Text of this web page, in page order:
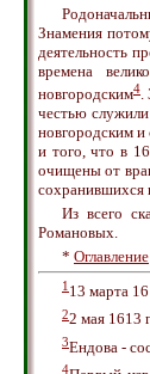
Знамения
деятельность
времена
новгородским4
честью
новгородским и
и того, что в
очищены от
сохранившихся
Из всего
Романовых.
* Оглавление
1 13 марта
22 мая 1613
3Ендова -
4